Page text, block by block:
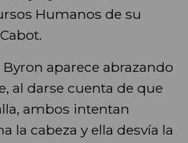
Humanos de su
aparece abrazando
al darse cuenta de que
ambos intentan
la cabeza y ella desvía la